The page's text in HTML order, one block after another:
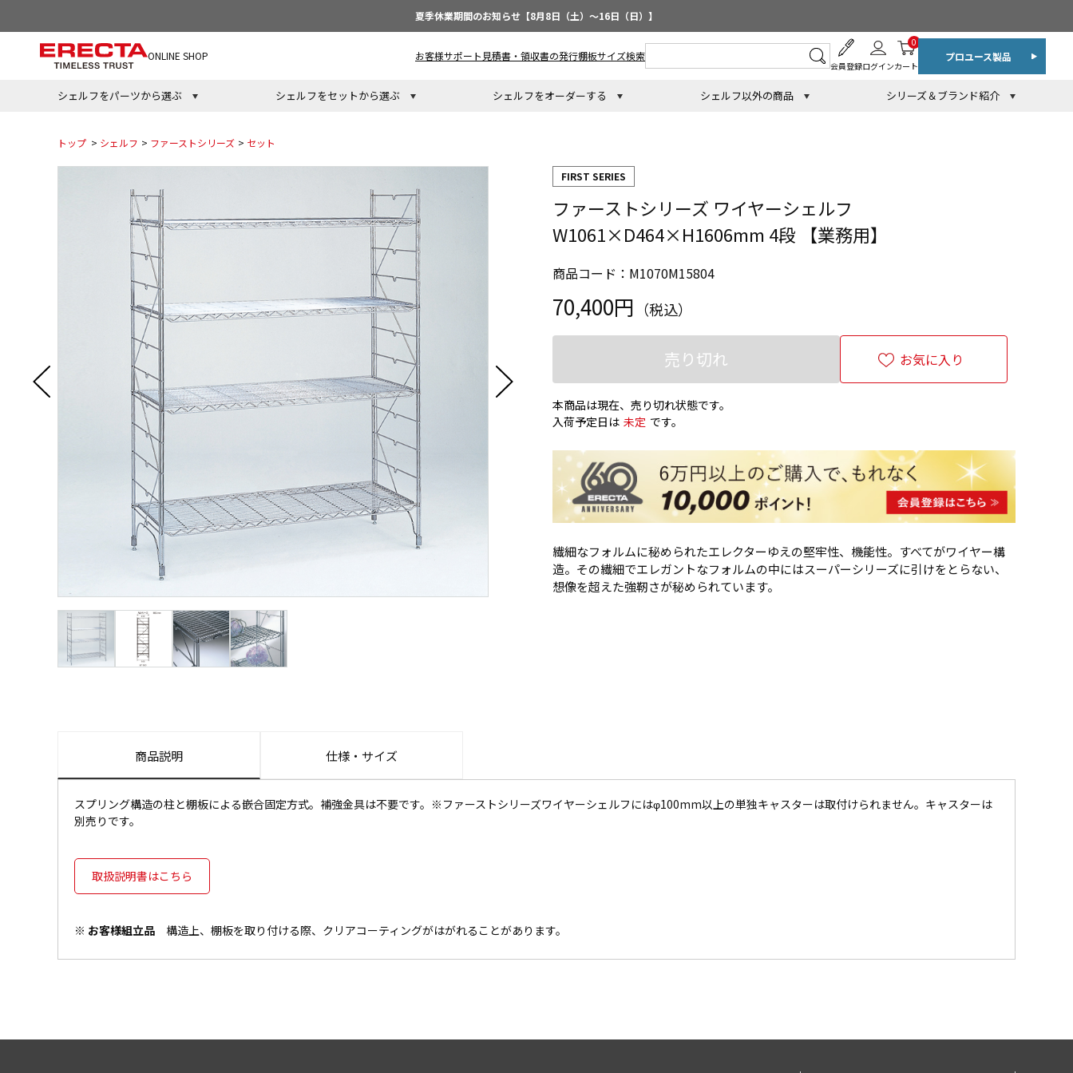
夏季休業期間のお知らせ【8月8日（土）～16日（日）】
ONLINE SHOP お客様サポート 見積書・領収書の発行棚板サイズ検索
会員登録ログインカート
0
プロユース製品
シェルフをパーツから選ぶ シェルフをセットから選ぶ シェルフをオーダーする シェルフ以外の商品 シリーズ＆ブランド紹介
トップ > シェルフ > ファーストシリーズ > セット
FIRST SERIES
ファーストシリーズ ワイヤーシェルフ
W1061×D464×H1606mm 4段 【業務用】
商品コード：M1070M15804
70,400円 （税込）
売り切れ お気に入り
本商品は現在、売り切れ状態です。
入荷予定日は 未定 です。
繊細なフォルムに秘められたエレクターゆえの堅牢性、機能性。すべてがワイヤー構
造。その繊細でエレガントなフォルムの中にはスーパーシリーズに引けをとらない、
想像を超えた強靭さが秘められています。
商品説明 仕様・サイズ
スプリング構造の柱と棚板による嵌合固定方式。補強金具は不要です。※ファーストシリーズワイヤーシェルフにはφ100mm以上の単独キャスターは取付けられません。キャスターは
別売りです。
取扱説明書はこちら
※ お客様組立品 構造上、棚板を取り付ける際、クリアコーティングがはがれることがあります。